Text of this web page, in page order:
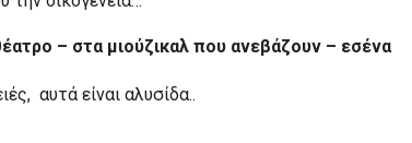
– στα μιούζικαλ που ανεβάζουν – εσένα
αυτά είναι αλυσίδα..